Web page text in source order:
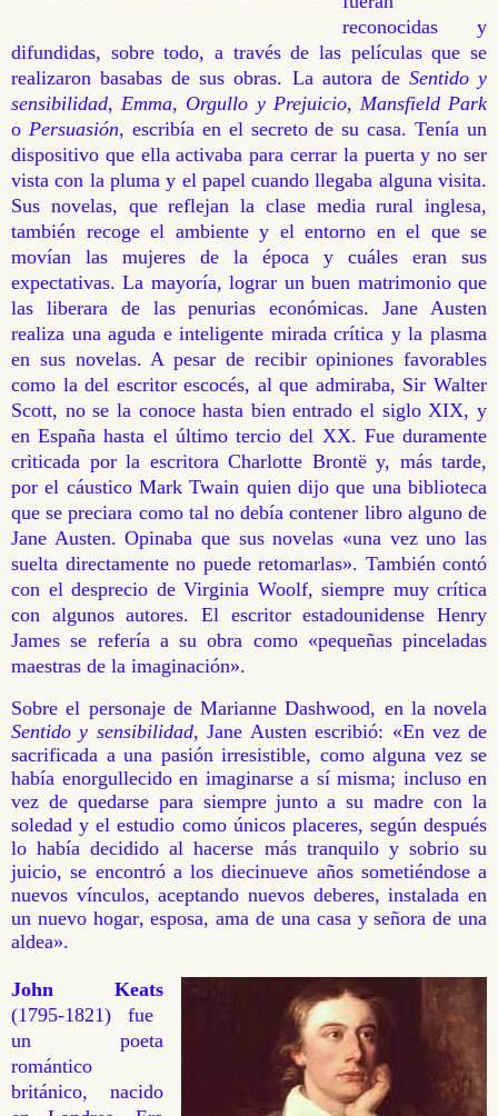
reconocidas y
difundidas, sobre todo, a través de las películas que se
realizaron basabas de sus obras. La autora de Sentido y
sensibilidad, Emma, Orgullo y Prejuicio, Mansfield Park
o Persuasión, escribía en el secreto de su casa. Tenía un
dispositivo que ella activaba para cerrar la puerta y no ser
vista con la pluma y el papel cuando llegaba alguna visita.
Sus novelas, que reflejan la clase media rural inglesa,
también recoge el ambiente y el entorno en el que se
movían las mujeres de la época y cuáles eran sus
expectativas. La mayoría, lograr un buen matrimonio que
las liberara de las penurias económicas. Jane Austen
realiza una aguda e inteligente mirada crítica y la plasma
en sus novelas. A pesar de recibir opiniones favorables
como la del escritor escocés, al que admiraba, Sir Walter
Scott, no se la conoce hasta bien entrado el siglo XIX, y
en España hasta el último tercio del XX. Fue duramente
criticada por la escritora Charlotte Brontë y, más tarde,
por el cáustico Mark Twain quien dijo que una biblioteca
que se preciara como tal no debía contener libro alguno de
Jane Austen. Opinaba que sus novelas «una vez uno las
suelta directamente no puede retomarlas». También contó
con el desprecio de Virginia Woolf, siempre muy crítica
con algunos autores. El escritor estadounidense Henry
James se refería a su obra como «pequeñas pinceladas
maestras de la imaginación».
Sobre el personaje de Marianne Dashwood, en la novela
Sentido y sensibilidad, Jane Austen escribió: «En vez de
sacrificada a una pasión irresistible, como alguna vez se
había enorgullecido en imaginarse a sí misma; incluso en
vez de quedarse para siempre junto a su madre con la
soledad y el estudio como únicos placeres, según después
lo había decidido al hacerse más tranquilo y sobrio su
juicio, se encontró a los diecinueve años sometiéndose a
nuevos vínculos, aceptando nuevos deberes, instalada en
un nuevo hogar, esposa, ama de una casa y señora de una
aldea».
John Keats
(1795-1821) fue
un poeta
romántico
británico, nacido